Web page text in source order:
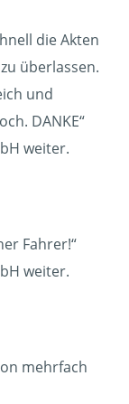
die Akten
überlassen.
und
DANKE“
weiter.
Fahrer!“
weiter.
mehrfach